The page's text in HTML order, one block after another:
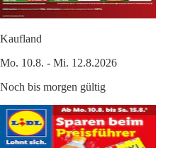
Kaufland
Mo. 10.8. - Mi. 12.8.2026
Noch bis morgen gültig